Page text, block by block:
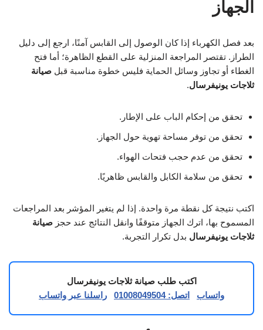
الجهاز
بعد فصل الكهرباء إذا كان الوصول إلى القابس آمنًا، ارجع إلى دليل
الطراز. تقتصر المراجعة المنزلية على القطع الظاهرة؛ أما فتح
الغطاء أو تجاوز وسائل الحماية فليس خطوة مناسبة قبل صيانة
ثلاجات يونيفرسال.
تحقق من إحكام الباب على الإطار.
تحقق من توفر مساحة تهوية حول الجهاز.
تحقق من عدم حجب فتحات الهواء.
تحقق من سلامة الكابل والقابس ظاهريًا.
اكتب نتيجة كل نقطة مرة واحدة. إذا لم يتغير المؤشر بعد المراجعات
المسموح بها، اترك الجهاز متوقفًا وانقل النتائج عند حجز صيانة
ثلاجات يونيفرسال بدل تكرار التجربة.
اكتب طلب صيانة ثلاجات يونيفرسال
واتساب
اتصل: 01008049504 راسلنا عبر واتساب